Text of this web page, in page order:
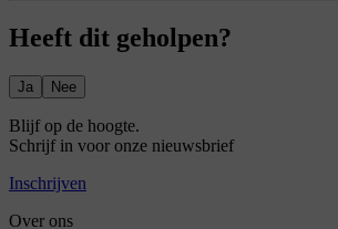
Heeft dit geholpen?
Ja Nee